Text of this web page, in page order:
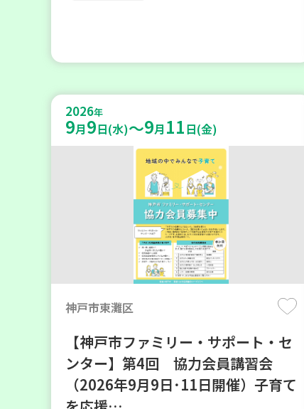
2026年
9月9日(水)～9月 11日(金)
神戸市東灘区
【神戸市ファミリー・サポート・セ
ンター】第4回 協力会員講習会
（2026年9月9日･11日開催）子育て